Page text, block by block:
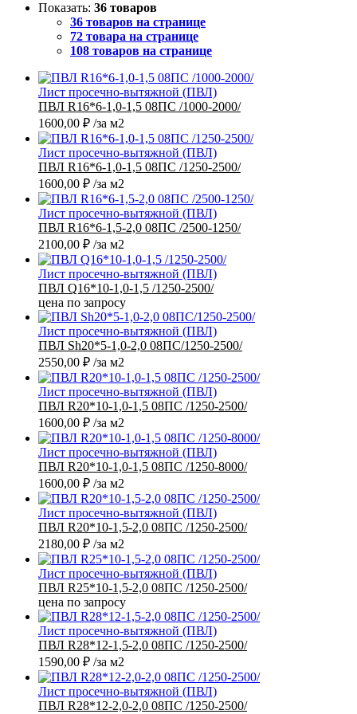
Показать: 36 товаров
36 товаров на странице
72 товара на странице
108 товаров на странице
Лист просечно-вытяжной (ПВЛ)
ПВЛ R16*6-1,0-1,5 08ПС /1000-2000/
1600,00 ₽ /за м2
Лист просечно-вытяжной (ПВЛ)
ПВЛ R16*6-1,0-1,5 08ПС /1250-2500/
1600,00 ₽ /за м2
Лист просечно-вытяжной (ПВЛ)
ПВЛ R16*6-1,5-2,0 08ПС /2500-1250/
2100,00 ₽ /за м2
Лист просечно-вытяжной (ПВЛ)
ПВЛ Q16*10-1,0-1,5 /1250-2500/
цена по запросу
Лист просечно-вытяжной (ПВЛ)
ПВЛ Sh20*5-1,0-2,0 08ПС/1250-2500/
2550,00 ₽ /за м2
Лист просечно-вытяжной (ПВЛ)
ПВЛ R20*10-1,0-1,5 08ПС /1250-2500/
1600,00 ₽ /за м2
Лист просечно-вытяжной (ПВЛ)
ПВЛ R20*10-1,0-1,5 08ПС /1250-8000/
1600,00 ₽ /за м2
Лист просечно-вытяжной (ПВЛ)
ПВЛ R20*10-1,5-2,0 08ПС /1250-2500/
2180,00 ₽ /за м2
Лист просечно-вытяжной (ПВЛ)
ПВЛ R25*10-1,5-2,0 08ПС /1250-2500/
цена по запросу
Лист просечно-вытяжной (ПВЛ)
ПВЛ R28*12-1,5-2,0 08ПС /1250-2500/
1590,00 ₽ /за м2
Лист просечно-вытяжной (ПВЛ)
ПВЛ R28*12-2,0-2,0 08ПС /1250-2500/